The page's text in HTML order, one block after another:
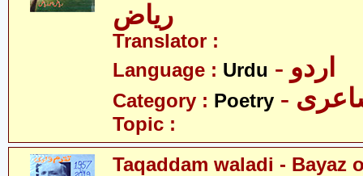
ریاض
Translator :
Language : Urdu - اردو
Category : Poetry
Topic :
Taqaddam waladi - Bayaz